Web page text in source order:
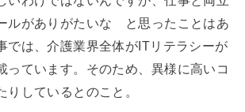
ルがありがたいな と思ったことはあ
では、介護業界全体がITリテラシーが
っています。そのため、異様に高いコ
りしているとのこと。